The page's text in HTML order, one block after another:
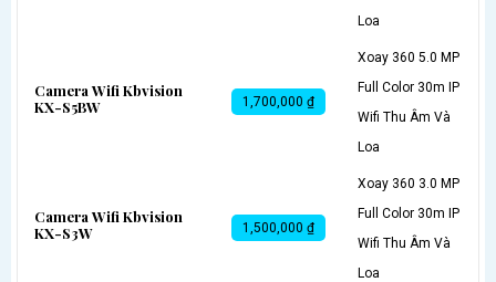
Loa
Camera Wifi Kbvision
KX-S5BW
1,700,000 ₫
Xoay 360 5.0 MP
Full Color 30m IP
Wifi Thu Âm Và
Loa
Camera Wifi Kbvision
KX-S3W
1,500,000 ₫
Xoay 360 3.0 MP
Full Color 30m IP
Wifi Thu Âm Và
Loa